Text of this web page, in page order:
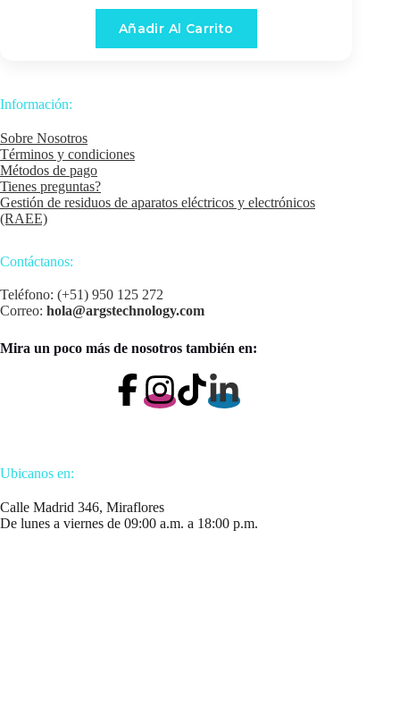
Añadir Al Carrito
Información:
Sobre Nosotros
Términos y condiciones
Métodos de pago
Tienes preguntas?
Gestión de residuos de aparatos eléctricos y electrónicos
(RAEE)
Contáctanos:
Teléfono: (+51) 950 125 272
Correo: hola@argstechnology.com
Mira un poco más de nosotros también en:
Ubicanos en:
Calle Madrid 346, Miraflores
De lunes a viernes de 09:00 a.m. a 18:00 p.m.